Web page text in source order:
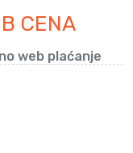
CENA
web plaćanje